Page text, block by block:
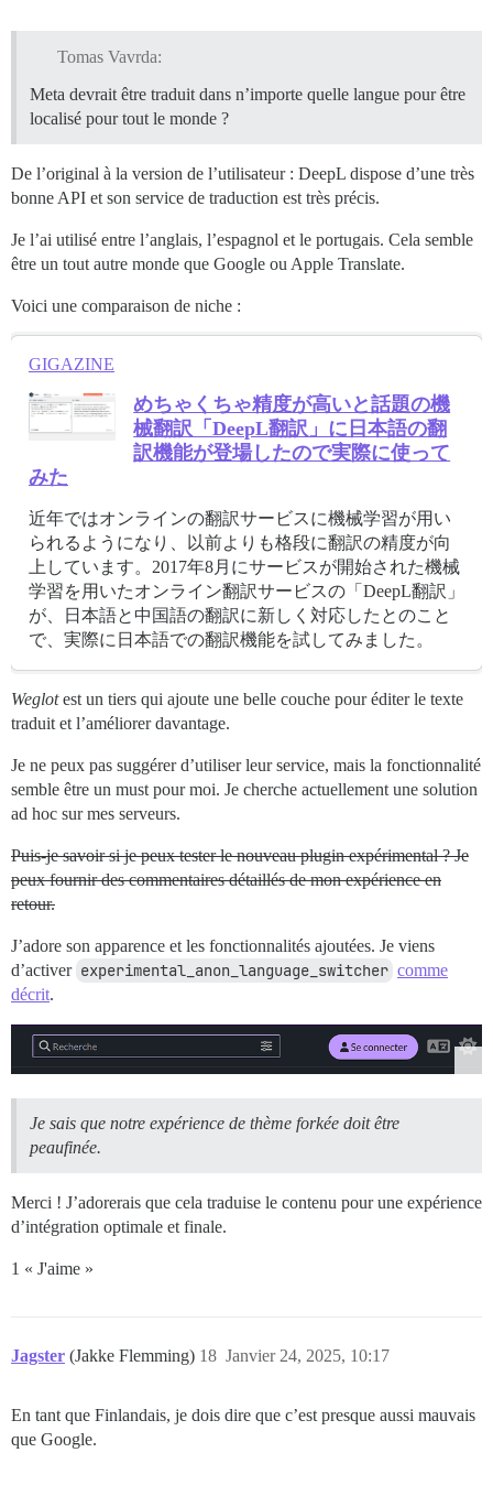
Tomas Vavrda:
Meta devrait être traduit dans n’importe quelle langue pour être
localisé pour tout le monde ?
De l’original à la version de l’utilisateur : DeepL dispose d’une très
bonne API et son service de traduction est très précis.
Je l’ai utilisé entre l’anglais, l’espagnol et le portugais. Cela semble
être un tout autre monde que Google ou Apple Translate.
Voici une comparaison de niche :
GIGAZINE
めちゃくちゃ精度が高いと話題の機
械翻訳「DeepL翻訳」に日本語の翻
訳機能が登場したので実際に使って
みた
近年ではオンラインの翻訳サービスに機械学習が用い
られるようになり、以前よりも格段に翻訳の精度が向
上しています。2017年8月にサービスが開始された機械
学習を用いたオンライン翻訳サービスの「DeepL翻訳」
が、日本語と中国語の翻訳に新しく対応したとのこと
で、実際に日本語での翻訳機能を試してみました。
Weglotest un tiers qui ajoute une belle couche pour éditer le texte
traduit et l’améliorer davantage.
Je ne peux pas suggérer d’utiliser leur service, mais la fonctionnalité
semble être un must pour moi. Je cherche actuellement une solution
ad hoc sur mes serveurs.
Puis-je savoir si je peux tester le nouveau plugin expérimental ? Je
peux fournir des commentaires détaillés de mon expérience en
retour.
J’adore son apparence et les fonctionnalités ajoutées. Je viens
d’activer experimental_anon_language_switcher comme
décrit.
Je sais que notre expérience de thème forkée doit être
peaufinée.
Merci ! J’adorerais que cela traduise le contenu pour une expérience
d’intégration optimale et finale.
1 « J'aime »
Jagster (Jakke Flemming) Janvier 24, 2025, 10:17
18
En tant que Finlandais, je dois dire que c’est presque aussi mauvais
que Google.